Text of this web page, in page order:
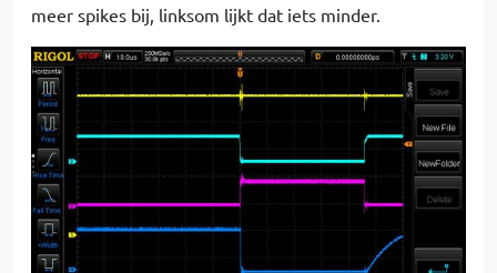
meer spikes bij, linksom lijkt dat iets minder.